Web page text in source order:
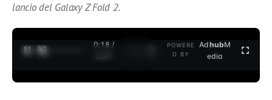
lancio del Galaxy Z Fold 2.
0:19 /
3:37
POWERE
D BY
AdhubM
edia